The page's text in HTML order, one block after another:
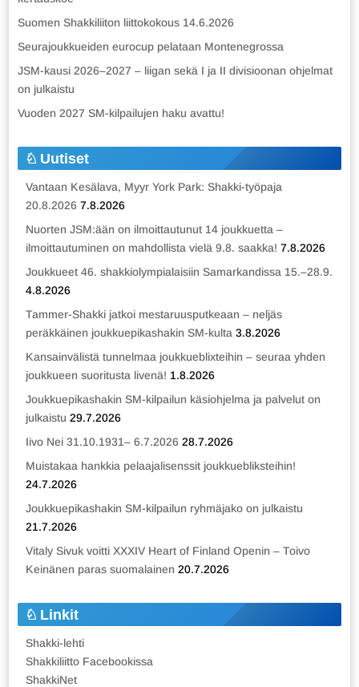
Suomen Shakkiliiton liittokokous 14.6.2026
Seurajoukkueiden eurocup pelataan Montenegrossa
JSM-kausi 2026–2027 – liigan sekä I ja II divisioonan ohjelmat
on julkaistu
Vuoden 2027 SM-kilpailujen haku avattu!
Uutiset
Vantaan Kesälava, Myyr York Park: Shakki-työpaja
20.8.2026 7.8.2026
Nuorten JSM:ään on ilmoittautunut 14 joukkuetta –
ilmoittautuminen on mahdollista vielä 9.8. saakka! 7.8.2026
Joukkueet 46. shakkiolympialaisiin Samarkandissa 15.–28.9.
4.8.2026
Tammer-Shakki jatkoi mestaruusputkeaan – neljäs
peräkkäinen joukkuepikashakin SM-kulta 3.8.2026
Kansainvälistä tunnelmaa joukkueblixteihin – seuraa yhden
joukkueen suoritusta livenä! 1.8.2026
Joukkuepikashakin SM-kilpailun käsiohjelma ja palvelut on
julkaistu 29.7.2026
Iivo Nei 31.10.1931– 6.7.2026 28.7.2026
Muistakaa hankkia pelaajalisenssit joukkuebliksteihin!
24.7.2026
Joukkuepikashakin SM-kilpailun ryhmäjako on julkaistu
21.7.2026
Vitaly Sivuk voitti XXXIV Heart of Finland Openin – Toivo
Keinänen paras suomalainen 20.7.2026
Linkit
Shakki-lehti
Shakkiliitto Facebookissa
ShakkiNet